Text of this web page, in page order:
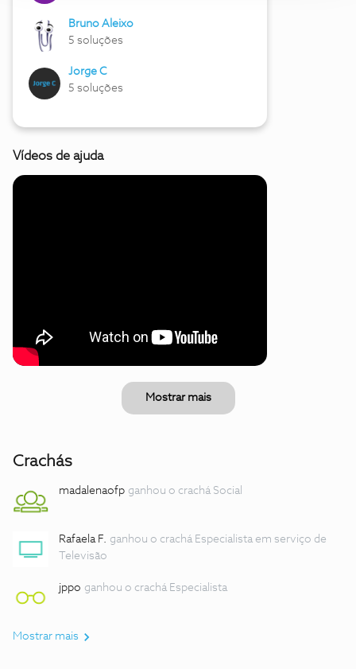
Bruno Aleixo
5 soluções
Jorge C
5 soluções
Vídeos de ajuda
Mostrar mais
Crachás
madalenaofp ganhou o crachá Social
Rafaela F. ganhou o crachá Especialista em serviço de
Televisão
jppo ganhou o crachá Especialista
Mostrar mais